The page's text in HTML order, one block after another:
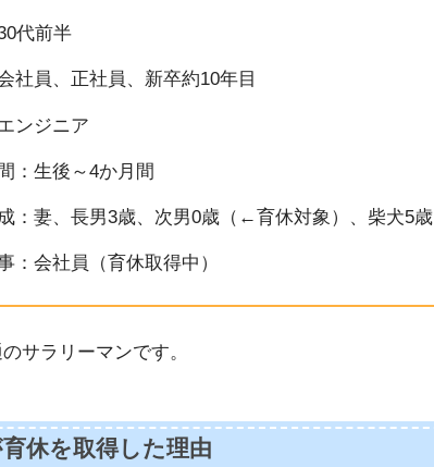
代前半
社員、正社員、新卒約10年目
ンジニア
：生後～4か月間
：妻、長男3歳、次男0歳（←育休対象）、柴犬5歳
：会社員（育休取得中）
サラリーマンです。
育休を取得した理由